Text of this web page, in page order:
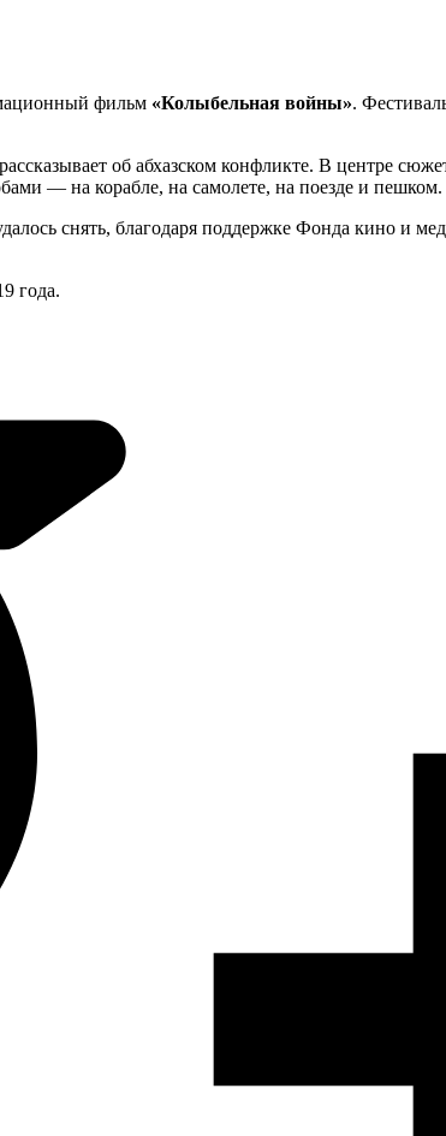
фильм «Колыбельная войны».
об абхазском конфликте. В центре
— на корабле, на самолете, на поезде и пешком.
снять, благодаря поддержке Фонда кино и
года.